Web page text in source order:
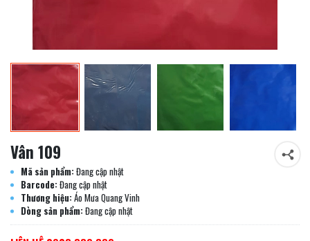
Vân 109
Mã sản phẩm:Đang cập nhật
Barcode:Đang cập nhật
Thương hiệu:Áo Mưa Quang Vinh
Dòng sản phẩm:Đang cập nhật